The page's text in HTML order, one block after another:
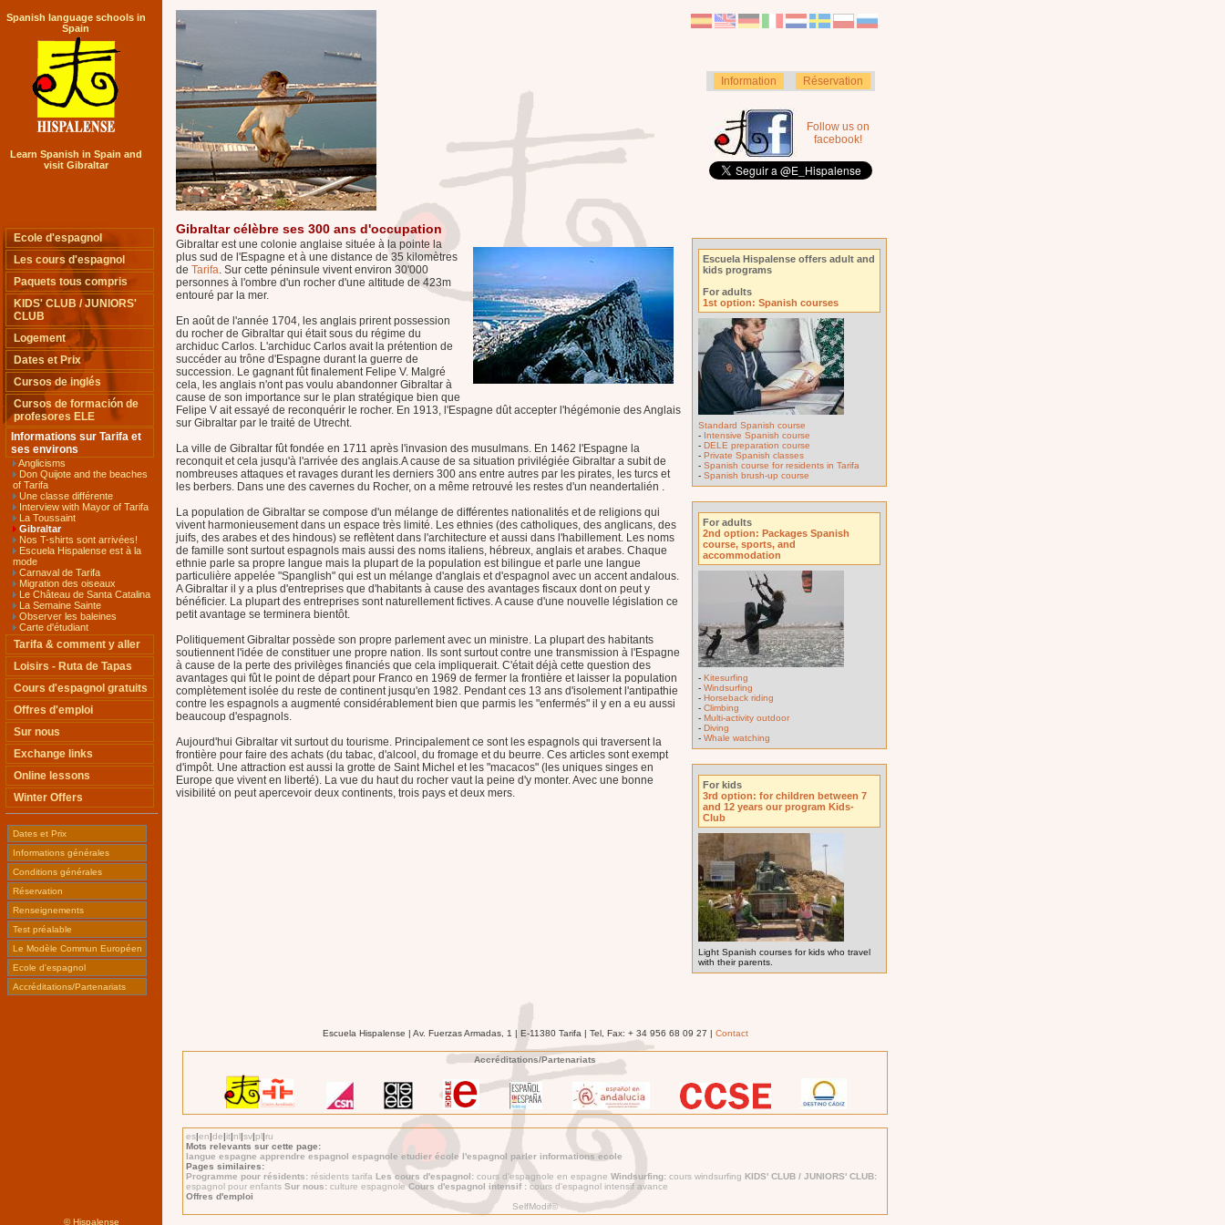
Spanish language schools in
Spain
Learn Spanish in Spain and
visit Gibraltar
Information Réservation
Follow us on
facebook!
Gibraltar célèbre ses 300 ans d'occupation
Gibraltar est une colonie anglaise située à la pointe la
plus sud de l'Espagne et à une distance de 35 kilomètres
de Tarifa. Sur cette péninsule vivent environ 30'000
personnes à l'ombre d'un rocher d'une altitude de 423m
entouré par la mer.
En août de l'année 1704, les anglais prirent possession
du rocher de Gibraltar qui était sous du régime du
archiduc Carlos. L'archiduc Carlos avait la prétention de
succéder au trône d'Espagne durant la guerre de
succession. Le gagnant fût finalement Felipe V. Malgré
cela, les anglais n'ont pas voulu abandonner Gibraltar à
cause de son importance sur le plan stratégique bien que
Felipe V ait essayé de reconquérir le rocher. En 1913, l'Espagne dût accepter l'hégémonie des Anglais
sur Gibraltar par le traité de Utrecht.
La ville de Gibraltar fût fondée en 1711 après l'invasion des musulmans. En 1462 l'Espagne la
reconquit et cela jusqu'à l'arrivée des anglais.A cause de sa situation privilégiée Gibraltar a subit de
nombreuses attaques et ravages durant les derniers 300 ans entre autres par les pirates, les turcs et
les berbers. Dans une des cavernes du Rocher, on a même retrouvé les restes d'un neandertalién .
La population de Gibraltar se compose d'un mélange de différentes nationalités et de religions qui
vivent harmonieusement dans un espace très limité. Les ethnies (des catholiques, des anglicans, des
juifs, des arabes et des hindous) se reflètent dans l'architecture et aussi dans l'habillement. Les noms
de famille sont surtout espagnols mais aussi des noms italiens, hébreux, anglais et arabes. Chaque
ethnie parle sa propre langue mais la plupart de la population est bilingue et parle une langue
particulière appelée "Spanglish" qui est un mélange d'anglais et d'espagnol avec un accent andalous.
A Gibraltar il y a plus d'entreprises que d'habitants à cause des avantages fiscaux dont on peut y
bénéficier. La plupart des entreprises sont naturellement fictives. A cause d'une nouvelle législation ce
petit avantage se terminera bientôt.
Politiquement Gibraltar possède son propre parlement avec un ministre. La plupart des habitants
soutiennent l'idée de constituer une propre nation. Ils sont surtout contre une transmission à l'Espagne
à cause de la perte des privilèges financiés que cela impliquerait. C'était déjà cette question des
avantages qui fût le point de départ pour Franco en 1969 de fermer la frontière et laisser la population
complètement isolée du reste de continent jusqu'en 1982. Pendant ces 13 ans d'isolement l'antipathie
contre les espagnols a augmenté considérablement bien que parmis les "enfermés" il y en a eu aussi
beaucoup d'espagnols.
Aujourd'hui Gibraltar vit surtout du tourisme. Principalement ce sont les espagnols qui traversent la
frontière pour faire des achats (du tabac, d'alcool, du fromage et du beurre. Ces articles sont exempt
d'impôt. Une attraction est aussi la grotte de Saint Michel et les "macacos" (les uniques singes en
Europe que vivent en liberté). La vue du haut du rocher vaut la peine d'y monter. Avec une bonne
visibilité on peut apercevoir deux continents, trois pays et deux mers.
Ecole d'espagnol
Les cours d'espagnol
Paquets tous compris
KIDS' CLUB / JUNIORS'
CLUB
Logement
Dates et Prix
Cursos de inglés
Cursos de formación de
profesores ELE
Informations sur Tarifa et
ses environs
Anglicisms
Don Quijote and the beaches
of Tarifa
Une classe différente
Interview with Mayor of Tarifa
La Toussaint
Gibraltar
Nos T-shirts sont arrivées!
Escuela Hispalense est à la
mode
Carnaval de Tarifa
Migration des oiseaux
Le Château de Santa Catalina
La Semaine Sainte
Observer les baleines
Carte d'étudiant
Tarifa & comment y aller
Loisirs - Ruta de Tapas
Cours d'espagnol gratuits
Offres d'emploi
Sur nous
Exchange links
Online lessons
Winter Offers
Dates et Prix
Informations générales
Conditions générales
Réservation
Renseignements
Test préalable
Le Modèle Commun Européen
Ecole d'espagnol
Accréditations/Partenariats
Escuela Hispalense offers adult and
kids programs
For adults
1st option: Spanish courses
Standard Spanish course
- Intensive Spanish course
- DELE preparation course
- Private Spanish classes
- Spanish course for residents in Tarifa
- Spanish brush-up course
For adults
2nd option: Packages Spanish
course, sports, and
accommodation
- Kitesurfing
- Windsurfing
- Horseback riding
- Climbing
- Multi-activity outdoor
- Diving
- Whale watching
For kids
3rd option: for children between 7
and 12 years our program Kids-
Club
Light Spanish courses for kids who travel
with their parents.
©Hispalense
Escuela Hispalense | Av. Fuerzas Armadas, 1 | E-11380 Tarifa | Tel, Fax: + 34 956 68 09 27 | Contact
Accréditations/Partenariats
es|en|de|it|nl|sv|pl|ru
Mots relevants sur cette page:
langue espagne apprendre espagnol espagnole etudier école l'espagnol parler informations ecole
Pages similaires:
Programme pour résidents: résidents tarifa Les cours d'espagnol: cours d'espagnole en espagne Windsurfing: cours windsurfing KIDS' CLUB / JUNIORS' CLUB:
espagnol pour enfants Sur nous: culture espagnoleCours d'espagnol intensif : cours d'espagnol intensif avance
Offres d'emploi
SelfModif©